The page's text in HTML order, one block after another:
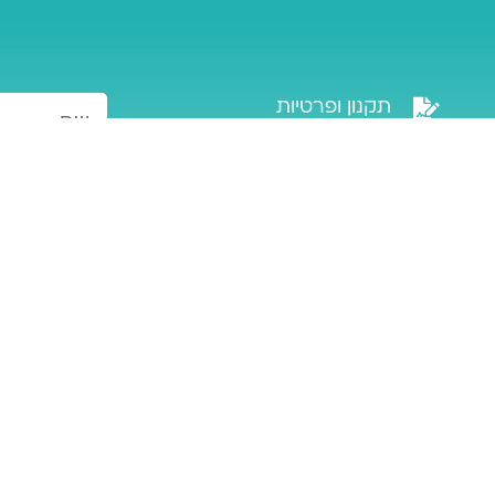
תקנון ופרטיות